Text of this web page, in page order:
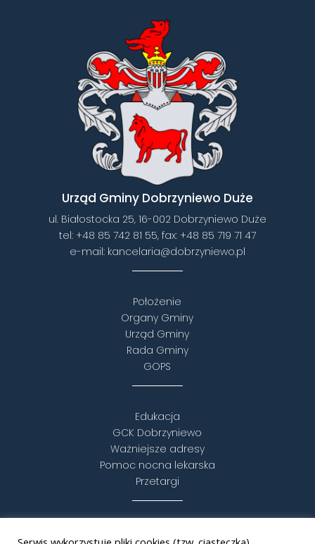
Urząd Gminy Dobrzyniewo Duże
ul. Białostocka 25, 16-002 Dobrzyniewo Duże
tel: +48 85 742 81 55, fax: +48 85 719 71 47
e-mail: kancelaria@dobrzyniewo.pl
Położenie
Organy Gminy
Urząd Gminy
Rada Gminy
GOPS
Edukacja
GCK Dobrzyniewo
Ważniejsze adresy
Pomoc nocna lekarska
Przetargi